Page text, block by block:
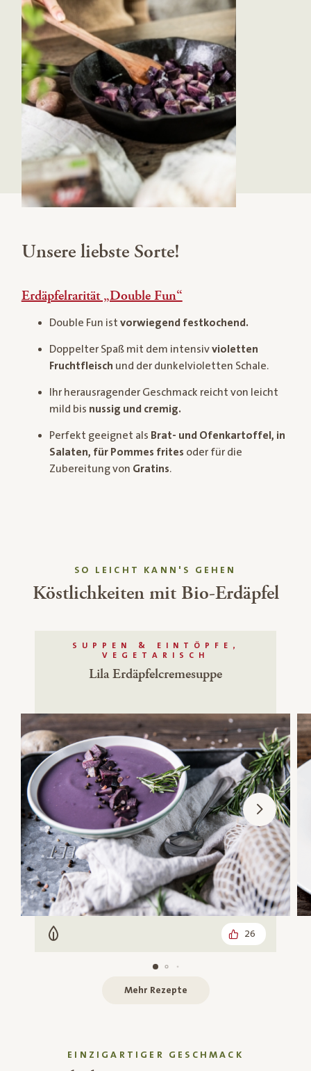
Unsere liebste Sorte!
Erdäpfelrarität „Double Fun“
Double Fun ist vorwiegend festkochend.
Doppelter Spaß mit dem intensivvioletten
Fruchtfleisch und der dunkelvioletten Schale.
Ihr herausragender Geschmack reicht von leicht
mild bis nussig und cremig.
Perfekt geeignet als Brat- und Ofenkartoffel, in
Salaten, für Pommes frites oder für die
Zubereitung von Gratins.
SO LEICHT KANN'S GEHEN
Köstlichkeiten mit Bio-Erdäpfel
SUPPEN & EINTÖPFE,
VEGETARISCH
Lila Erdäpfelcremesuppe
Vegetarisch 26
Mehr Rezepte
EINZIGARTIGER GESCHMACK